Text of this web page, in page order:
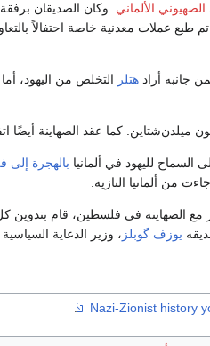
الصهيوني الألماني. وكان الصديقان
طبع عملات معدنية خاصة احتفالاً
هتلر التخلص من اليهود،
ميلدن‌شتاين. كما عقد الصهاينة أيضًا
لليهود في ألمانيا بالهجرة إلى
في فلسطين، قام بتدوين كل
يوزف گوبلز ، وزير الدعاية
.